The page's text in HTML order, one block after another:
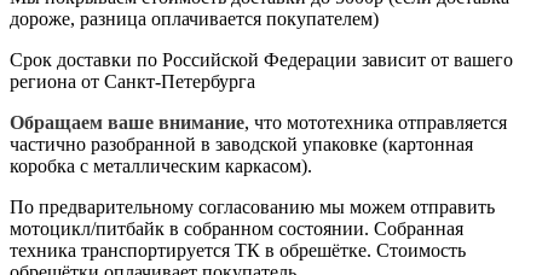
дороже, разница оплачивается покупателем)
Срок доставки по Российской Федерации зависит от вашего
региона от Санкт-Петербурга
Обращаем ваше внимание, что мототехника отправляется
частично разобранной в заводской упаковке (картонная
коробка с металлическим каркасом).
По предварительному согласованию мы можем отправить
мотоцикл/питбайк в собранном состоянии. Собранная
техника транспортируется ТК в обрешётке. Стоимость